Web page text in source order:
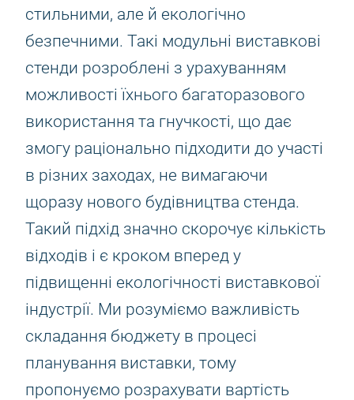
стильними, але й екологічно
безпечними. Такі модульні виставкові
стенди розроблені з урахуванням
можливості їхнього багаторазового
використання та гнучкості, що дає
змогу раціонально підходити до участі
в різних заходах, не вимагаючи
щоразу нового будівництва стенда.
Такий підхід значно скорочує кількість
відходів і є кроком вперед у
підвищенні екологічності виставкової
індустрії. Ми розуміємо важливість
складання бюджету в процесі
планування виставки, тому
пропонуємо розрахувати вартість